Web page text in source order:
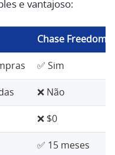
e vantajoso:
Chase Freedom
✅ Sim
❌ Não
❌ $0
✅ 15 meses